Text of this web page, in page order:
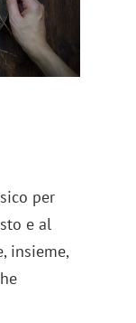
per
e al
insieme,